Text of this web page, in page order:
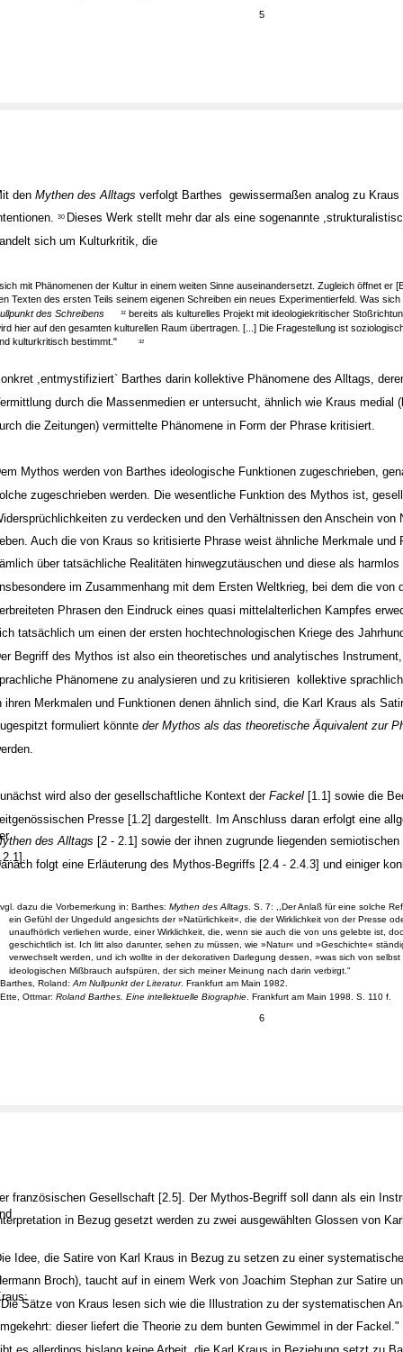
5
6
denMythen des Alltags verfolgt Barthes ­ gewissermaßen analog zu
30 Dieses Werk stellt mehr dar als eine sogenannte
sich um Kulturkritik, die
mit Phänomenen der Kultur in einem weiten Sinne auseinandersetzt. Zugleich öffnet er
Texten des ersten Teils seinem eigenen Schreiben ein neues Experimentierfeld. Was
des Schreibens
31 bereits als kulturelles Projekt mit ideologiekritischer
hier auf den gesamten kulturellen Raum übertragen. [...] Die Fragestellung ist
kulturkritisch bestimmt."
32
,entmystifiziert` Barthes darin kollektive Phänomene des Alltags,
durch die Massenmedien er untersucht, ähnlich wie Kraus medial
die Zeitungen) vermittelte Phänomene in Form der Phrase kritisiert.
Mythos werden von Barthes ideologische Funktionen zugeschrieben,
zugeschrieben werden. Die wesentliche Funktion des Mythos ist,
zu verdecken und den Verhältnissen den Anschein von
Auch die von Kraus so kritisierte Phrase weist ähnliche Merkmale und
über tatsächliche Realitäten hinwegzutäuschen und diese als
im Zusammenhang mit dem Ersten Weltkrieg, bei dem die von
Phrasen den Eindruck eines quasi mittelalterlichen Kampfes
tatsächlich um einen der ersten hochtechnologischen Kriege des
Begriff des Mythos ist also ein theoretisches und analytisches
Phänomene zu analysieren und zu kritisieren ­ kollektive
ihren Merkmalen und Funktionen denen ähnlich sind, die Karl Kraus als
formuliert könnteder Mythos als das theoretische Äquivalent zur
wird also der gesellschaftliche Kontext derFackel [1.1] sowie die
Presse [1.2] dargestellt. Im Anschluss daran erfolgt eine
des Alltags [2 - 2.1] sowie der ihnen zugrunde liegenden
folgt eine Erläuterung des Mythos-Begriffs [2.4 - 2.4.3] und einiger
vgl. dazu die Vorbemerkung in: Barthes:Mythen des Alltags . S. 7: ,,Der Anlaß für eine solche
ein Gefühl der Ungeduld angesichts der »Natürlichkeit«, die der Wirklichkeit von der Presse
unaufhörlich verliehen wurde, einer Wirklichkeit, die, wenn sie auch die von uns gelebte ist,
geschichtlich ist. Ich litt also darunter, sehen zu müssen, wie »Natur« und »Geschichte«
verwechselt werden, und ich wollte in der dekorativen Darlegung dessen, »was sich von
ideologischen Mißbrauch aufspüren, der sich meiner Meinung nach darin verbirgt."
Barthes, Roland:Am Nullpunkt der Literatur. Frankfurt am Main 1982.
Ette, Ottmar:Roland Barthes. Eine intellektuelle Biographie . Frankfurt am Main 1998. S. 110 f.
französischen Gesellschaft [2.5]. Der Mythos-Begriff soll dann als ein
in Bezug gesetzt werden zu zwei ausgewählten Glossen von
Idee, die Satire von Karl Kraus in Bezug zu setzen zu einer
Broch), taucht auf in einem Werk von Joachim Stephan zur Satire
Sätze von Kraus lesen sich wie die Illustration zu der systematischen
dieser liefert die Theorie zu dem bunten Gewimmel in der Fackel."